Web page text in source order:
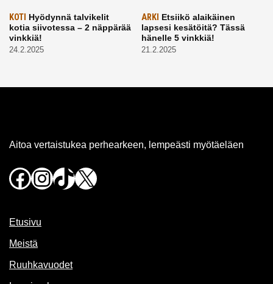
KOTI Hyödynnä talvikelit
kotia siivotessa – 2 näppärää
vinkkiä!
24.2.2025
ARKI Etsiikö alaikäinen
lapsesi kesätöitä? Tässä
hänelle 5 vinkkiä!
21.2.2025
Aitoa vertaistukea perhearkeen, lempeästi myötäeläen
Facebook
Instagram
TikTok
X
Etusivu
Meistä
Ruuhkavuodet